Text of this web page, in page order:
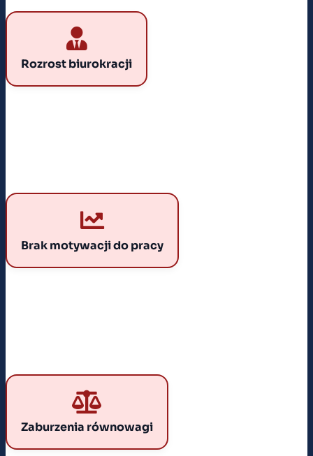
Rozrost biurokracji
Każda decyzja wymagała akceptacji urzędników. Z
czasem to administracja, a nie produkcja, zaczęła
Brak motywacji do pracy
Równe płace i brak powiązania wynagrodzenia z
efektem pracy prowadziły do spadku wydajności i
Zaburzenia równowagi
ZABURZENIA RÓWNOWAGI GOSPODARCZEJ
Faworyzowanie przemysłu ciężkiego kosztem sektora
konsumpcyjnego powodowało niedopasowanie
struktury produkcji do potrzeb ludzi.